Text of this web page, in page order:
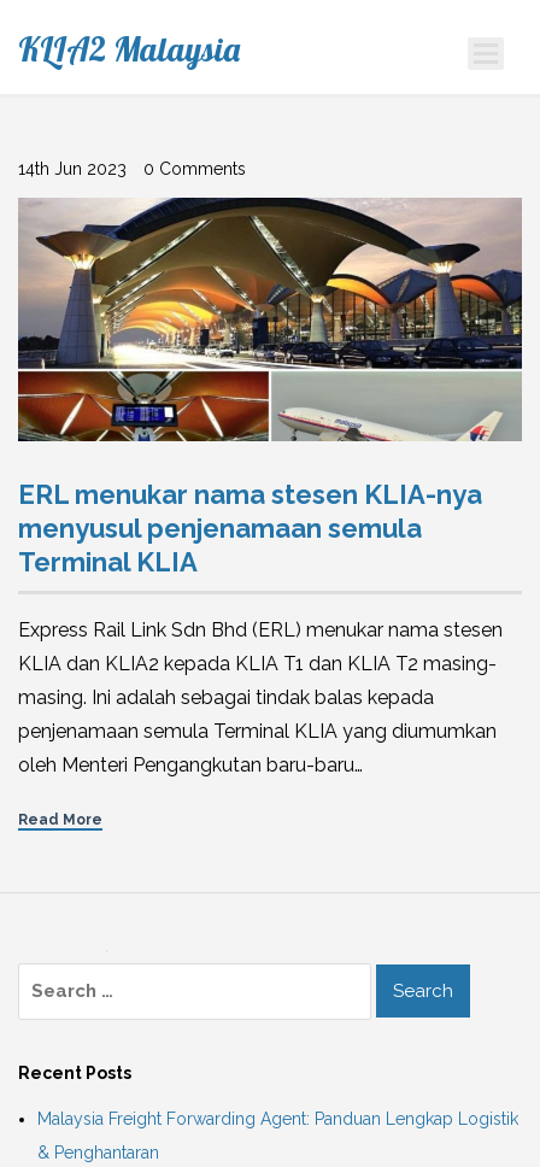
KLIA2 Malaysia
14th Jun 2023 0 Comments
ERL menukar nama stesen KLIA-nya
menyusul penjenamaan semula
Terminal KLIA
Express Rail Link Sdn Bhd (ERL) menukar nama stesen
KLIA dan KLIA2 kepada KLIA T1 dan KLIA T2 masing-
masing. Ini adalah sebagai tindak balas kepada
penjenamaan semula Terminal KLIA yang diumumkan
oleh Menteri Pengangkutan baru-baru…
Read More
Recent Posts
Malaysia Freight Forwarding Agent: Panduan Lengkap Logistik
& Penghantaran